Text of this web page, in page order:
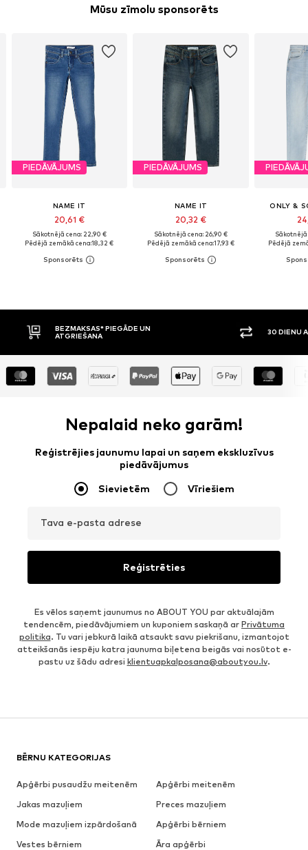
Mūsu zīmolu sponsorēts
PIEDĀVĀJUMS
NAME IT
20,61 €
Sākotnējā cena: 22,90 €
Pēdējā zemākā cena:18,32 €
PIEDĀVĀJUMS
NAME IT
20,32 €
Sākotnējā cena: 26,90 €
Pēdējā zemākā cena:17,93 €
ONLY &
Sākotnējā
Pēdējā
BEZMAKSAS* PIEGĀDE UN
ATGRIEŠANA
30 DIENU
Nepalaid neko garām!
Reģistrējies jaunumu lapai un saņem ekskluzīvus
piedāvājumus
Sievietēm Vīriešiem
Tava e-pasta adrese
Reģistrēties
Es vēlos saņemt jaunumus no ABOUT YOU par aktuālajām
tendencēm, piedāvājumiem un kuponiem saskaņā ar Privātuma
politika. Tu vari jebkurā laikā atsaukt savu piekrišanu, izmantojot
atteikšanās iespēju katra jaunuma biļetena beigās vai nosūtot e-
pastu uz šādu adresi klientuapkalposana@aboutyou.lv.
BĒRNU KATEGORIJAS
Apģērbi pusaudžu meitenēm
Apģērbi meitenēm
Jakas mazuļiem
Preces mazuļiem
Mode mazuļiem izpārdošanā
Apģērbi bērniem
Vestes bērniem
Āra apģērbi